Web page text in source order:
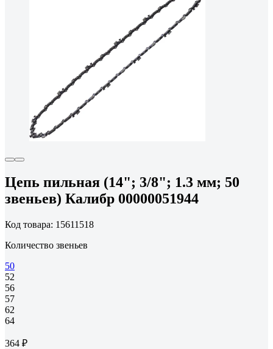
Цепь пильная (14"; 3/8"; 1.3 мм; 50
звеньев) Калибр 00000051944
Код товара: 15611518
Количество звеньев
50
52
56
57
62
64
364 ₽